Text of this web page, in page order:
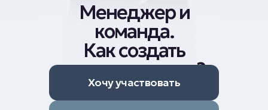
Менеджер и
команда.
Как создать
команду мечты?
Хочу участвовать